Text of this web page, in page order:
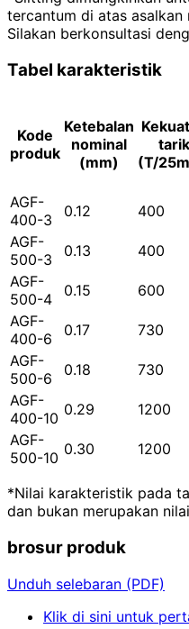
tercantum di atas asalkan
Silakan berkonsultasi
Tabel karakteristik
Kode
produk
Ketebalan
nominal
(mm)
tarik
(T/
AGF-
400-3
0.12 400
AGF-
500-3
0.13 400
AGF-
500-4
0.15 600
AGF-
400-6
0.17 730
AGF-
500-6
0.18 730
AGF-
400-10 0.29 1200
AGF-
500-10 0.30 1200
*Nilai karakteristik pada
dan bukan merupakan
brosur produk
Unduh selebaran (PDF)
Klik di sini untuk